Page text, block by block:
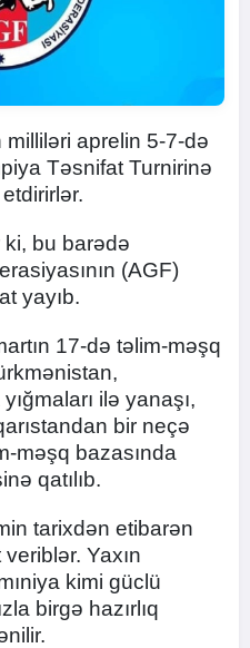
aprelin 5-7-də
Təsnifat Turnirinə
etdirirlər.
bu barədə
(AGF)
yayıb.
17-də təlim-məşq
ilə yanaşı,
bir neçə
məşq bazasında
qatılıb.
tarixdən etibarən
Yaxın
kimi güclü
birgə hazırlıq